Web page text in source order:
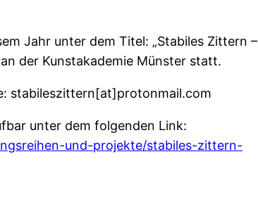
Jahr unter dem Titel: „Stabiles Zittern –
der Kunstakademie Münster statt.
stabileszittern[at]protonmail.com
unter dem folgenden Link:
und-projekte/stabiles-zittern-